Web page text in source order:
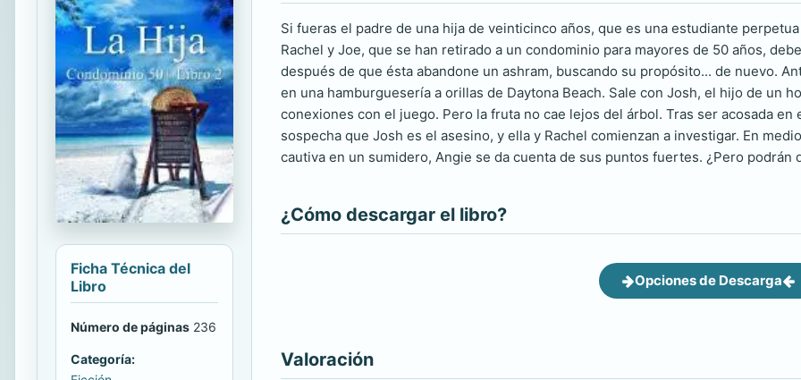
Ficha Técnica del
Libro
Número de páginas 236
Categoría:
Si fueras el padre de una hija de veinticinco años, que es una estudiante
Rachel y Joe, que se han retirado a un condominio para mayores de 50 años,
después de que ésta abandone un ashram, buscando su propósito... de nuevo.
en una hamburguesería a orillas de Daytona Beach. Sale con Josh, el hijo de un
conexiones con el juego. Pero la fruta no cae lejos del árbol. Tras ser acosada
sospecha que Josh es el asesino, y ella y Rachel comienzan a investigar. En
cautiva en un sumidero, Angie se da cuenta de sus puntos fuertes. ¿Pero podrán
¿Cómo descargar el libro?
Opciones de Descarga
Valoración